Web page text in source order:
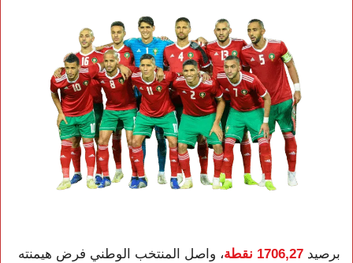
برصيد 1706,27 نقطة
، واصل المنتخب الوطني فرض هيمنته